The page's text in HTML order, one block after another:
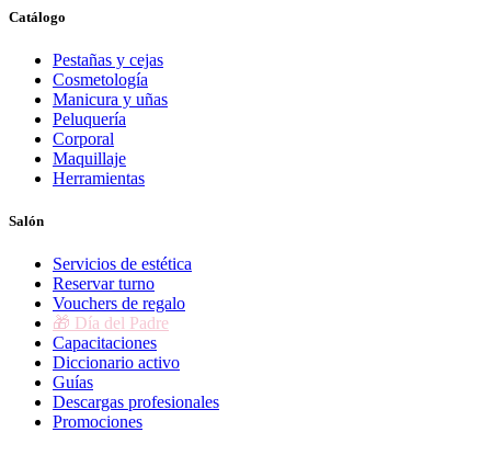
Catálogo
Pestañas y cejas
Cosmetología
Manicura y uñas
Peluquería
Corporal
Maquillaje
Herramientas
Salón
Servicios de estética
Reservar turno
Vouchers de regalo
🎁 Día del Padre
Capacitaciones
Diccionario activo
Guías
Descargas profesionales
Promociones